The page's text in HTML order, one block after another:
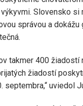
Slovensko si
správou a
takmer 400
žiadostí
septembra,“ uviedol